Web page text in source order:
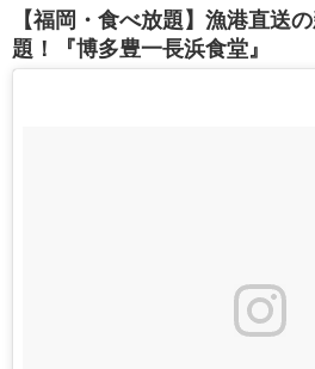
【福岡・食べ放題】漁港直送
題！『博多豊一長浜食堂』